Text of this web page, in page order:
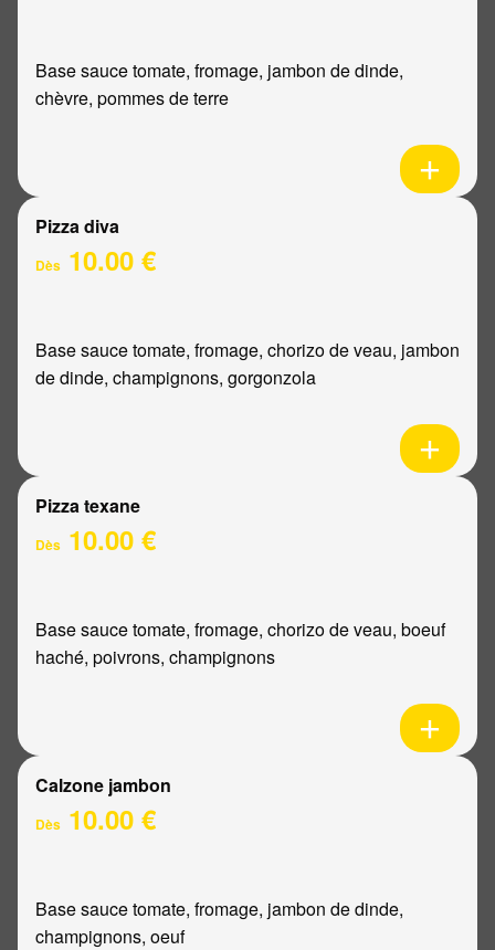
Base sauce tomate, fromage, jambon de dinde,
chèvre, pommes de terre
Pizza diva
Dès 10.00 €
Base sauce tomate, fromage, chorizo de veau, jambon
de dinde, champignons, gorgonzola
Pizza texane
Dès 10.00 €
Base sauce tomate, fromage, chorizo de veau, boeuf
haché, poivrons, champignons
Calzone jambon
Dès 10.00 €
Base sauce tomate, fromage, jambon de dinde,
champignons, oeuf